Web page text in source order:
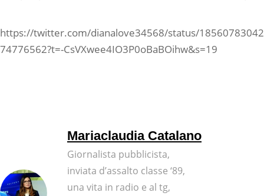
https://twitter.com/dianalove34568/status/18560783042
74776562?t=-CsVXwee4IO3P0oBaBOihw&s=19
Mariaclaudia Catalano
Giornalista pubblicista,
inviata d’assalto classe ‘89,
una vita in radio e al tg,